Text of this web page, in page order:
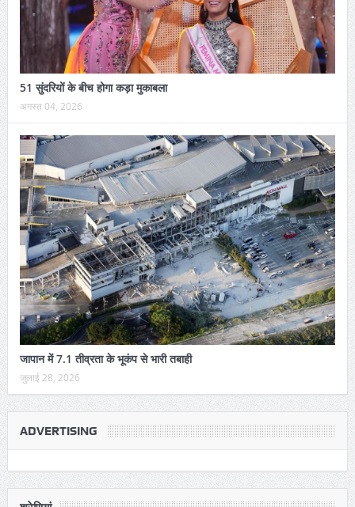
51 सुंदरियों के बीच होगा कड़ा मुकाबला
अगस्त 04, 2026
जापान में 7.1 तीव्रता के भूकंप से भारी तबाही
जुलाई 28, 2026
ADVERTISING